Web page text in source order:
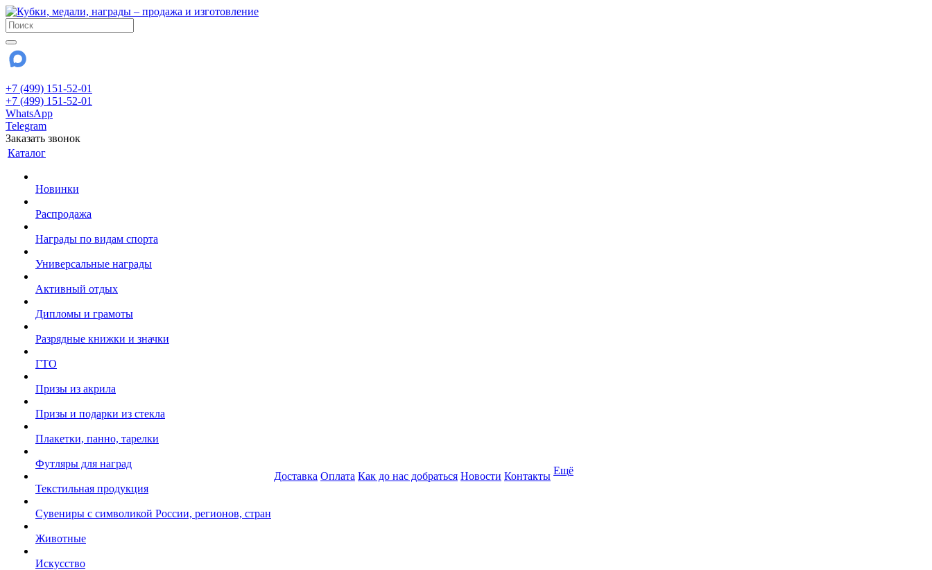
+7 (499) 151-52-01
+7 (499) 151-52-01
WhatsApp
Telegram
Заказать звонок
Каталог
Новинки
Распродажа
Награды по видам спорта
Универсальные награды
Активный отдых
Дипломы и грамоты
Разрядные книжки и значки
ГТО
Призы из акрила
Призы и подарки из стекла
Плакетки, панно, тарелки
Футляры для наград
Текстильная продукция
Сувениры с символикой России, регионов, стран
Животные
Искусство
Доставка Оплата Как до нас добраться Новости Контакты Ещё